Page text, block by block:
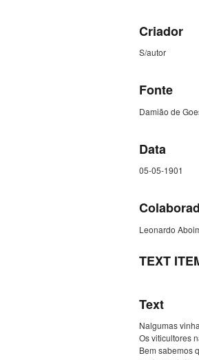
Criador
S/autor
Fonte
Damião de
Data
05-05-1901
Leonardo
TEXT
Text
Nalgumas
Os viticultores
Bem sabemos